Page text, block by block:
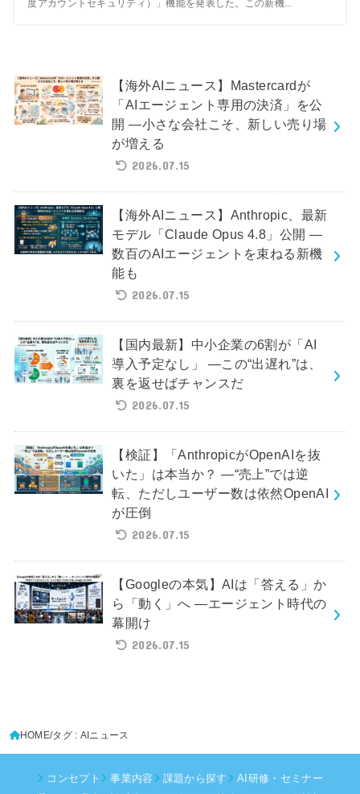
度アカウントセキュリティ）」機能を発表した。この新機...
【海外AIニュース】Mastercardが
「AIエージェント専用の決済」を公
開 ―小さな会社こそ、新しい売り場
が増える
2026.07.15
【海外AIニュース】Anthropic、最新
モデル「Claude Opus 4.8」公開 ―
数百のAIエージェントを束ねる新機
能も
2026.07.15
【国内最新】中小企業の6割が「AI
導入予定なし」 ―この“出遅れ”は、
裏を返せばチャンスだ
2026.07.15
【検証】「AnthropicがOpenAIを抜
いた」は本当か？ ―“売上”では逆
転、ただしユーザー数は依然OpenAI
が圧倒
2026.07.15
【Googleの本気】AIは「答える」か
ら「動く」へ ―エージェント時代の
幕開け
2026.07.15
HOME タグ : AIニュース
コンセプト 事業内容 課題から探す
AI研修・セミナー